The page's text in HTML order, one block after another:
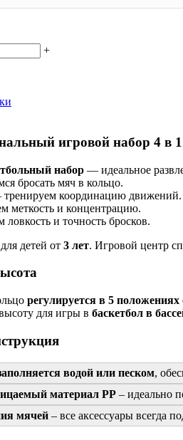
+
игровой набор 4 в
набор — идеальное
бросать мяч в кольцо.
тренируем координацию движений.
меткость и концентрацию.
ловкость и точность бросков.
детей от 3 лет. Игровой центр
регулируется в 5 положениях
для игры в баскетбол в
водой или песком,
материал PP – идеально
мячей – все аксессуары всегда